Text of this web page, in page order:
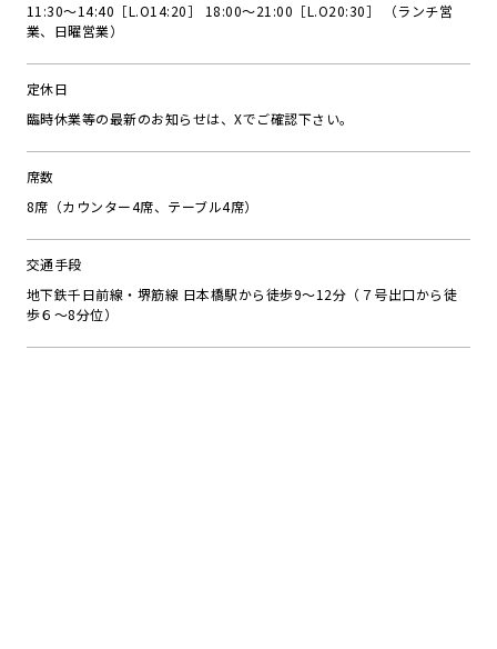
11:30～14:40［L.O14:20］ 18:00～21:00［L.O20:30］ （ランチ営
業、日曜営業）
定休日
臨時休業等の最新のお知らせは、Xでご確認下さい。
席数
8席（カウンター4席、テーブル4席）
交通手段
地下鉄千日前線・堺筋線 日本橋駅から徒歩9～12分（７号出口から徒
歩６～8分位）